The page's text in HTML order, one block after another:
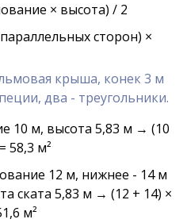
× высота) / 2
сторон) ×
крыша, конек 3 м
два - треугольники.
10 м, высота 5,83 м → (10
58,3 м²
12 м, нижнее - 14 м
ската 5,83 м → (12 + 14) ×
м²